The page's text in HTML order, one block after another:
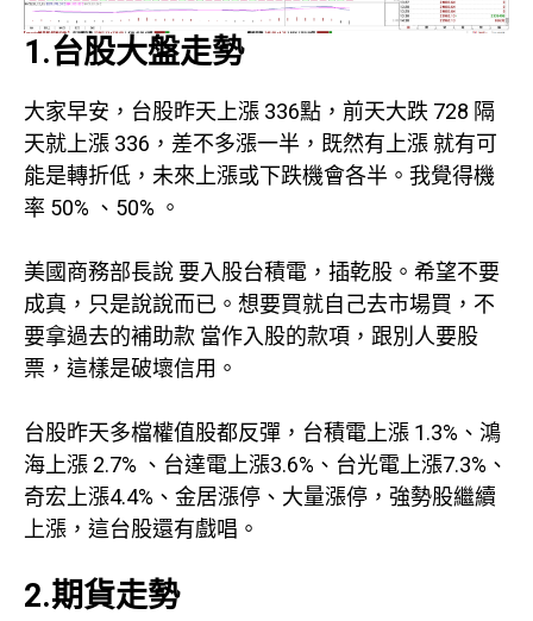
1.台股大盤走勢
大家早安，台股昨天上漲 336點，前天大跌 728 隔
天就上漲 336，差不多漲一半，既然有上漲 就有可
能是轉折低，未來上漲或下跌機會各半。我覺得機
率 50% 、50% 。
美國商務部長說 要入股台積電，插乾股。希望不要
成真，只是說說而已。想要買就自己去市場買，不
要拿過去的補助款 當作入股的款項，跟別人要股
票，這樣是破壞信用。
台股昨天多檔權值股都反彈，台積電上漲 1.3%、鴻
海上漲 2.7% 、台達電上漲3.6%、台光電上漲7.3%、
奇宏上漲4.4%、金居漲停、大量漲停，強勢股繼續
上漲，這台股還有戲唱。
2.期貨走勢